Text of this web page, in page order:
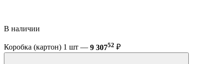
В наличии
Коробка (картон) 1 шт — 9 30752 ₽